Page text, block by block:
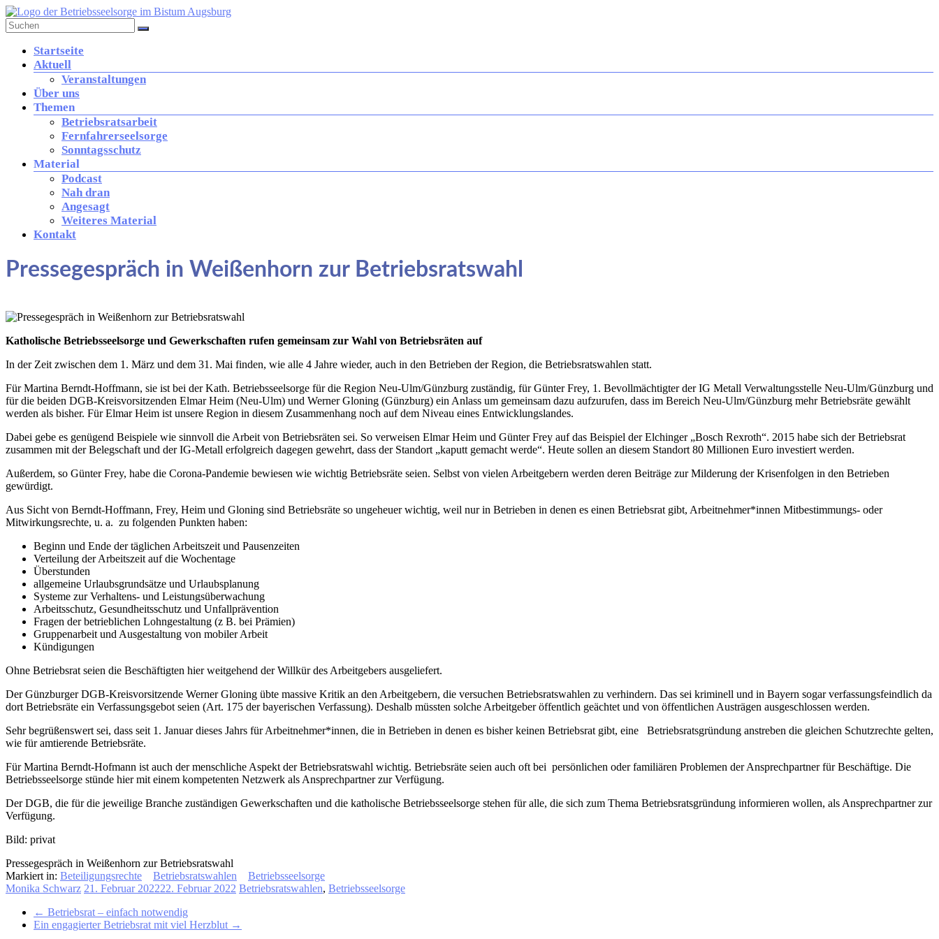
Zum
Inhalt
springen
der
Diözese
Augsburg
Kirche
Arbeitswelt
Menü
Startseite
Aktuell
Veranstaltungen
Über uns
Themen
Betriebsratsarbeit
Fernfahrerseelsorge
Sonntagsschutz
Material
Podcast
Nah dran
Angesagt
Weiteres Material
Kontakt
Pressegespräch in Weißenhorn zur Betriebsratswahl
Katholische Betriebsseelsorge und Gewerkschaften rufen gemeinsam zur Wahl von Betriebsräten auf
In der Zeit zwischen dem 1. März und dem 31. Mai finden, wie alle 4 Jahre wieder, auch in den Betrieben der Region, die Betriebsratswahlen statt.
Für Martina Berndt-Hoffmann, sie ist bei der Kath. Betriebsseelsorge für die Region Neu-Ulm/Günzburg zuständig, für Günter Frey, 1. Bevollmächtigter der IG Metall Verwaltungsstelle Neu-Ulm/Günzburg und
für die beiden DGB-Kreisvorsitzenden Elmar Heim (Neu-Ulm) und Werner Gloning (Günzburg) ein Anlass um gemeinsam dazu aufzurufen, dass im Bereich Neu-Ulm/Günzburg mehr Betriebsräte gewählt
werden als bisher. Für Elmar Heim ist unsere Region in diesem Zusammenhang noch auf dem Niveau eines Entwicklungslandes.
Dabei gebe es genügend Beispiele wie sinnvoll die Arbeit von Betriebsräten sei. So verweisen Elmar Heim und Günter Frey auf das Beispiel der Elchinger „Bosch Rexroth“. 2015 habe sich der Betriebsrat
zusammen mit der Belegschaft und der IG-Metall erfolgreich dagegen gewehrt, dass der Standort „kaputt gemacht werde“. Heute sollen an diesem Standort 80 Millionen Euro investiert werden.
Außerdem, so Günter Frey, habe die Corona-Pandemie bewiesen wie wichtig Betriebsräte seien. Selbst von vielen Arbeitgebern werden deren Beiträge zur Milderung der Krisenfolgen in den Betrieben
gewürdigt.
Aus Sicht von Berndt-Hoffmann, Frey, Heim und Gloning sind Betriebsräte so ungeheuer wichtig, weil nur in Betrieben in denen es einen Betriebsrat gibt, Arbeitnehmer*innen Mitbestimmungs- oder
Mitwirkungsrechte, u. a. zu folgenden Punkten haben:
Beginn und Ende der täglichen Arbeitszeit und Pausenzeiten
Verteilung der Arbeitszeit auf die Wochentage
Überstunden
allgemeine Urlaubsgrundsätze und Urlaubsplanung
Systeme zur Verhaltens- und Leistungsüberwachung
Arbeitsschutz, Gesundheitsschutz und Unfallprävention
Fragen der betrieblichen Lohngestaltung (z B. bei Prämien)
Gruppenarbeit und Ausgestaltung von mobiler Arbeit
Kündigungen
Ohne Betriebsrat seien die Beschäftigten hier weitgehend der Willkür des Arbeitgebers ausgeliefert.
Der Günzburger DGB-Kreisvorsitzende Werner Gloning übte massive Kritik an den Arbeitgebern, die versuchen Betriebsratswahlen zu verhindern. Das sei kriminell und in Bayern sogar verfassungsfeindlich da
dort Betriebsräte ein Verfassungsgebot seien (Art. 175 der bayerischen Verfassung). Deshalb müssten solche Arbeitgeber öffentlich geächtet und von öffentlichen Austrägen ausgeschlossen werden.
Sehr begrüßenswert sei, dass seit 1. Januar dieses Jahrs für Arbeitnehmer*innen, die in Betrieben in denen es bisher keinen Betriebsrat gibt, eine Betriebsratsgründung anstreben die gleichen Schutzrechte gelten,
wie für amtierende Betriebsräte.
Für Martina Berndt-Hofmann ist auch der menschliche Aspekt der Betriebsratswahl wichtig. Betriebsräte seien auch oft bei persönlichen oder familiären Problemen der Ansprechpartner für Beschäftige. Die
Betriebsseelsorge stünde hier mit einem kompetenten Netzwerk als Ansprechpartner zur Verfügung.
Der DGB, die für die jeweilige Branche zuständigen Gewerkschaften und die katholische Betriebsseelsorge stehen für alle, die sich zum Thema Betriebsratsgründung informieren wollen, als Ansprechpartner zur
Verfügung.
Bild: privat
Pressegespräch in Weißenhorn zur Betriebsratswahl
Markiert in: Beteiligungsrechte Betriebsratswahlen
Betriebsseelsorge
Monika Schwarz 21. Februar 202222. Februar 2022 Betriebsratswahlen, Betriebsseelsorge
← Betriebsrat – einfach notwendig
Ein engagierter Betriebsrat mit viel Herzblut →